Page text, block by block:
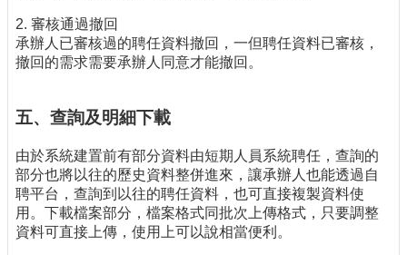
2. 審核通過撤回
承辦人已審核過的聘任資料撤回，一但聘任資料已審核，
撤回的需求需要承辦人同意才能撤回。
五、查詢及明細下載
由於系統建置前有部分資料由短期人員系統聘任，查詢的
部分也將以往的歷史資料整併進來，讓承辦人也能透過自
聘平台，查詢到以往的聘任資料，也可直接複製資料使
用。下載檔案部分，檔案格式同批次上傳格式，只要調整
資料可直接上傳，使用上可以說相當便利。